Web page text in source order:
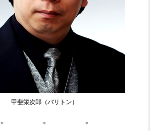
甲斐栄次郎（バリトン）
＊ ＊ ＊